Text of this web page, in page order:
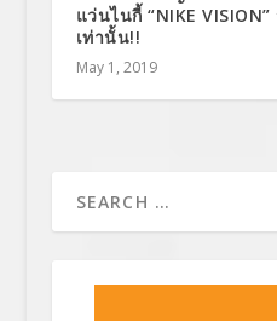
แว่นไนกี้ “NIKE
เท่านั้น!!
May 1, 2019